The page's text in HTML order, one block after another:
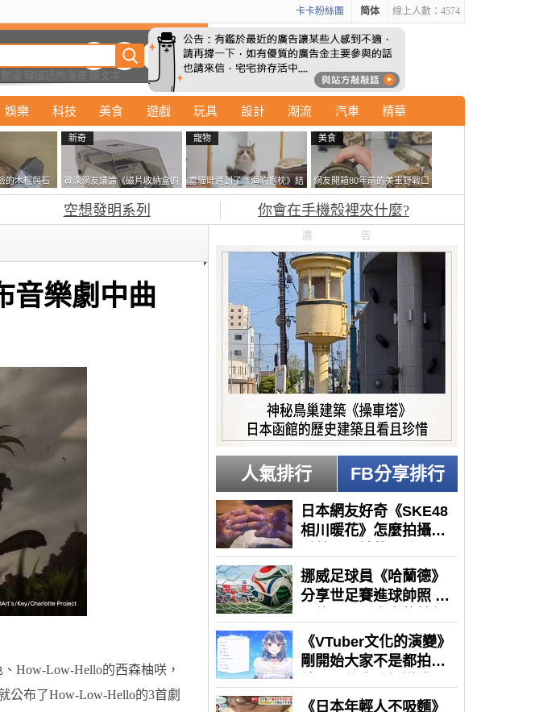
線上人數：4574
简体
卡卡粉絲團
娛樂 科技 美食 遊戲 玩具 設計 潮流 汽車 精華
的木棍與石
馬麻打開書
這種東
新奇
資深網友議論《磁片收納盒的
鎖有什麼用》想偷的話整盒拿
走不就好了嗎？
寵物
當貓咪遇到了《海豹抱枕》結
果玩了10天後，海豹一整個走
美食
網友開箱80年前的美軍野戰口
糧 罐頭本身保存良好，但裡
面的味道...
空想發明系列 你會在手機殼裡夾什麼?
音樂劇中曲
How-Low-Hello的西森柚咲，
公布了How-Low-Hello的3首劇
廣告
人氣排行 FB分享排行